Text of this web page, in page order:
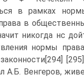
в рамках
в
никогда нс
нормы
А.Б. Венгеров,